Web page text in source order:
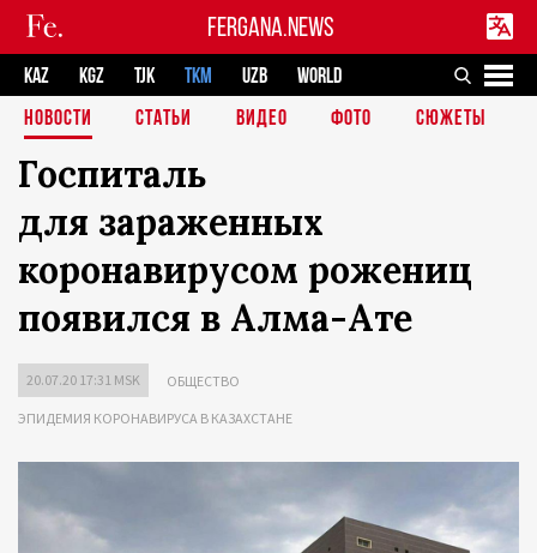
FERGANA.NEWS
KAZ KGZ TJK TKM UZB
WORLD
НОВОСТИ
СТАТЬИ ВИДЕО ФОТО СЮЖЕТЫ
Госпиталь
для зараженных
коронавирусом рожениц
появился в Алма-Ате
20.07.20 17:31 MSK ОБЩЕСТВО
ЭПИДЕМИЯ КОРОНАВИРУСА В КАЗАХСТАНЕ